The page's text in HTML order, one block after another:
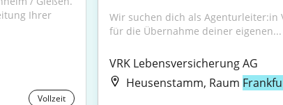
Vollzeit
Wir suchen dich als Agenturleiter:in
für die Übernahme deiner eigenen...
VRK Lebensversicherung AG
Heusenstamm, Raum